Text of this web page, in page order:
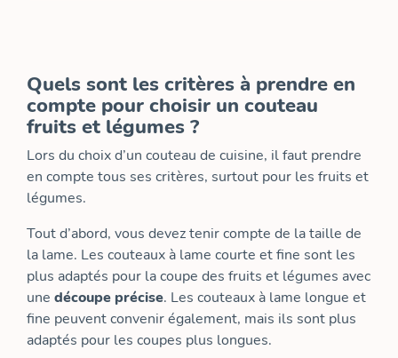
Quels sont les critères à prendre en
compte pour choisir un couteau
fruits et légumes ?
Lors du choix d’un couteau de cuisine, il faut prendre
en compte tous ses critères, surtout pour les fruits et
légumes.
Tout d’abord, vous devez tenir compte de la taille de
la lame. Les couteaux à lame courte et fine sont les
plus adaptés pour la coupe des fruits et légumes avec
une découpe précise. Les couteaux à lame longue et
fine peuvent convenir également, mais ils sont plus
adaptés pour les coupes plus longues.